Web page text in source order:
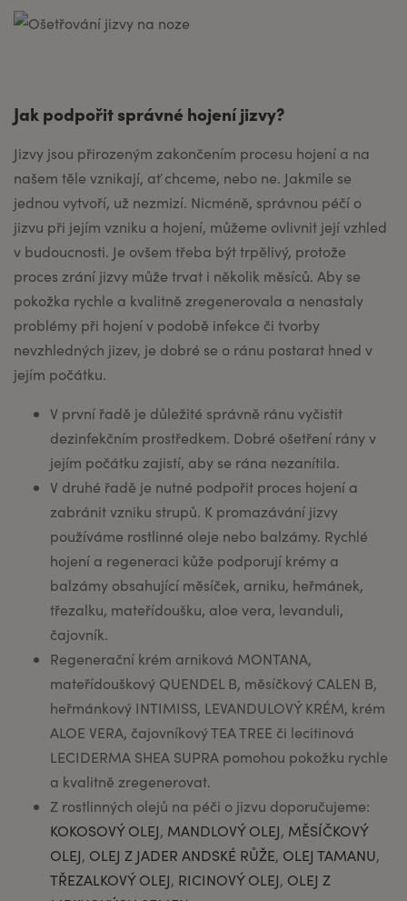
Jak podpořit správné hojení jizvy?
Jizvy jsou přirozeným zakončením procesu hojení a na
našem těle vznikají, ať chceme, nebo ne. Jakmile se
jednou vytvoří, už nezmizí. Nicméně, správnou péčí o
jizvu při jejím vzniku a hojení, můžeme ovlivnit její vzhled
v budoucnosti. Je ovšem třeba být trpělivý, protože
proces zrání jizvy může trvat i několik měsíců. Aby se
pokožka rychle a kvalitně zregenerovala a nenastaly
problémy při hojení v podobě infekce či tvorby
nevzhledných jizev, je dobré se o ránu postarat hned v
jejím počátku.
V první řadě je důležité správně ránu vyčistit
dezinfekčním prostředkem. Dobré ošetření rány v
jejím počátku zajistí, aby se rána nezanítila.
V druhé řadě je nutné podpořit proces hojení a
zabránit vzniku strupů. K promazávání jizvy
používáme rostlinné oleje nebo balzámy. Rychlé
hojení a regeneraci kůže podporují krémy a
balzámy obsahující měsíček, arniku, heřmánek,
třezalku, mateřídoušku, aloe vera, levanduli,
čajovník.
Regenerační krém arniková MONTANA,
mateřídouškový QUENDEL B, měsíčkový CALEN B,
heřmánkový INTIMISS, LEVANDULOVÝ KRÉM, krém
ALOE VERA, čajovníkový TEA TREE či lecitinová
LECIDERMA SHEA SUPRA pomohou pokožku rychle
a kvalitně zregenerovat.
Z rostlinných olejů na péči o jizvu doporučujeme:
KOKOSOVÝ OLEJ, MANDLOVÝ OLEJ, MĚSÍČKOVÝ
OLEJ, OLEJ Z JADER ANDSKÉ RŮŽE, OLEJ TAMANU,
TŘEZALKOVÝ OLEJ, RICINOVÝ OLEJ, OLEJ Z